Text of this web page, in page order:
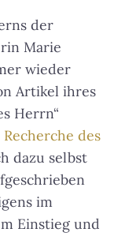
der
Marie
wieder
Artikel ihres
Herrn“
des
dazu selbst
im
Einstieg und